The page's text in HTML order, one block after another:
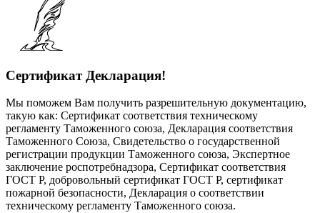
Сертификат Декларация!
Мы поможем Вам получить разрешительную документацию,
такую как: Сертификат соответствия техническому
регламенту Таможенного союза, Декларация соответствия
Таможенного Союза, Свидетельство о государственной
регистрации продукции Таможенного союза, Экспертное
заключение роспотребнадзора, Сертификат соответствия
ГОСТ Р, добровольный сертификат ГОСТ Р, сертификат
пожарной безопасности, Декларация о соответствии
техническому регламенту Таможенного союза.